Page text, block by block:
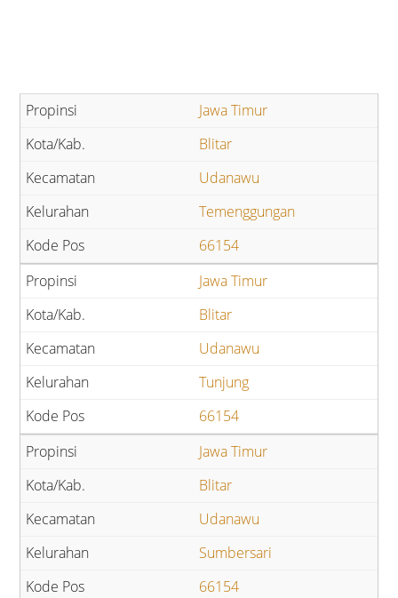
Jawa Timur
Blitar
Udanawu
Temenggungan
66154
Jawa Timur
Blitar
Udanawu
Tunjung
66154
Jawa Timur
Blitar
Udanawu
Sumbersari
66154